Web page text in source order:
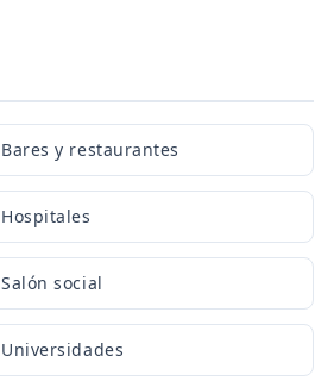
Bares y restaurantes
Hospitales
Salón social
Universidades